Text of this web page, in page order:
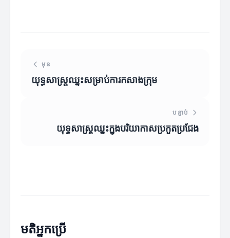
មុន
យុទ្ធសាស្រ្តឈ្នះសម្រាប់ការកសាងក្រុម
បន្ទាប់
យុទ្ធសាស្រ្តឈ្នះក្នុងបរិយាកាសប្រកួតប្រជែង
មតិអ្នកប្រើ